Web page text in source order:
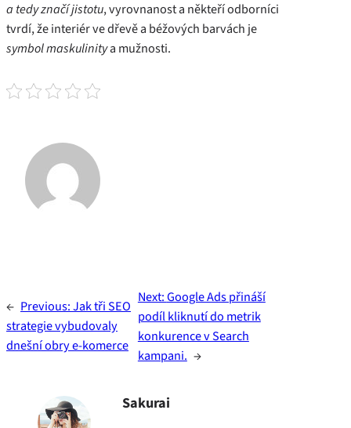
a tedy značí jistotu, vyrovnanost a někteří odborníci
tvrdí, že interiér ve dřevě a béžových barvách je
symbol maskulinitya mužnosti.
← Previous:Jak tři SEO
strategie vybudovaly
dnešní obry e-komerce
Next:Google Ads přináší
podíl kliknutí do metrik
konkurence v Search
kampani. →
Sakurai